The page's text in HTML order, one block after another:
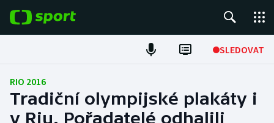
SLEDOVAT
Fotbal
Hokej
RIO 2016
Tradiční olympijské plakáty i
v Riu. Pořadatelé odhalili